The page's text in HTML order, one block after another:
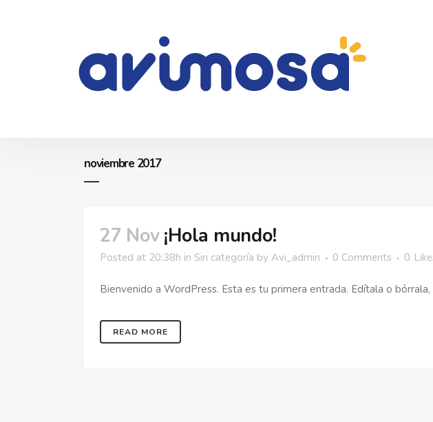
noviembre 2017
27 Nov ¡Hola mundo!
Posted at 20:38h in Sin categoría by Avi_admin 0 Comments 0
Bienvenido a WordPress. Esta es tu primera entrada. Edítala o bórrala,
READ MORE